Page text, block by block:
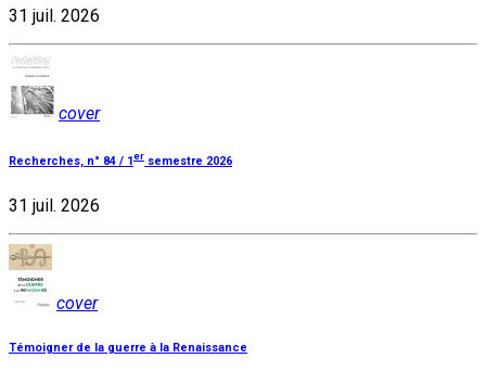
31 juil. 2026
cover
Recherches, n° 84 / 1er semestre 2026
31 juil. 2026
cover
Témoigner de la guerre à la Renaissance